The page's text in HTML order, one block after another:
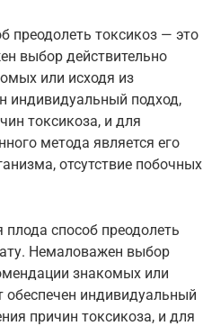
преодолеть токсикоз — это
выбор действительно
или исходя из
индивидуальный подход,
токсикоза, и для
метода является его
отсутствие побочных
способ преодолеть
Немаловажен выбор
знакомых или
обеспечен индивидуальный
причин токсикоза, и для